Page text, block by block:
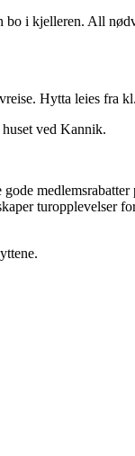
i kjelleren. All
Hytta leies fra
ved Kannik.
turopplevelser